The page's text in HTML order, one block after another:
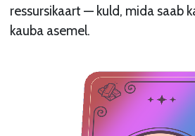
ressursikaart — kuld, mida saab
kauba asemel.